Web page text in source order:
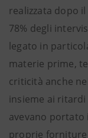
realizzata dopo
78% degli
legato in
materie prime,
criticità anche
insieme ai
avevano portato
proprie forniture